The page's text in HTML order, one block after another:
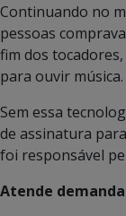
Continuando no
pessoas
fim dos
para ouvir música.
Sem essa
de assinatura
foi responsável
Atende